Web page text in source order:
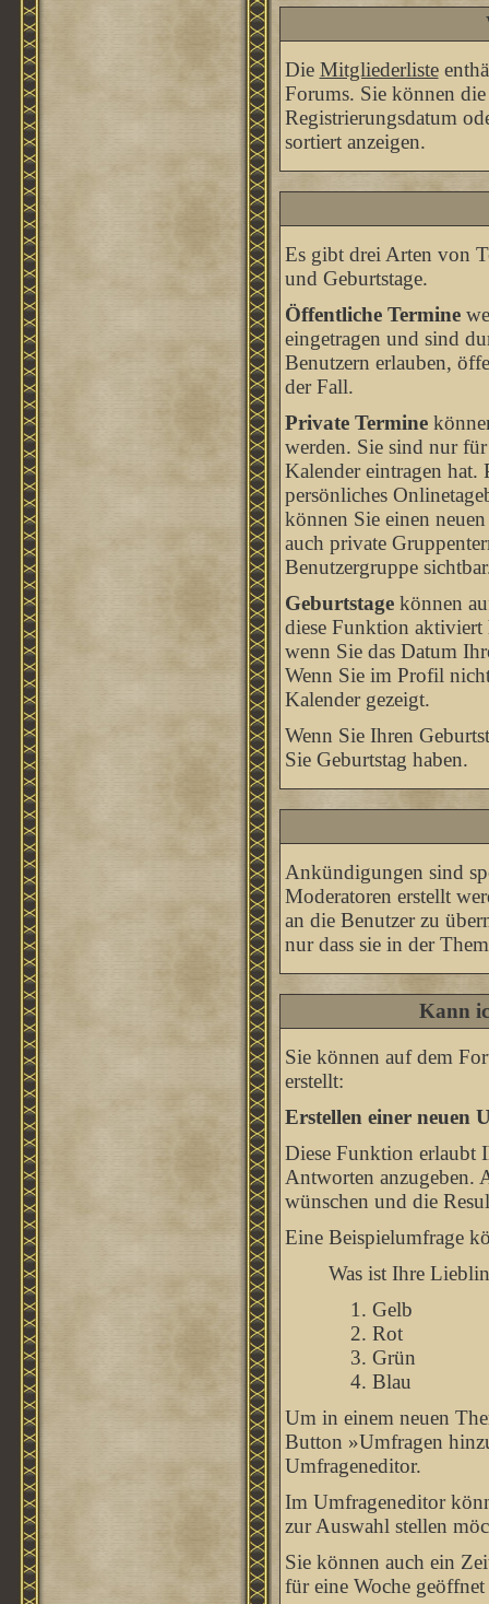
Die Mitgliederliste
Forums. Sie können
Registrierungsdatum
sortiert anzeigen.
Es gibt drei Arten von
und Geburtstage.
Öffentliche Termine
eingetragen und sind
Benutzern erlauben,
der Fall.
Private Termine
werden. Sie sind nur
Kalender eintragen hat.
persönliches
können Sie einen
auch private
Benutzergruppe
Geburtstagekönnen
diese Funktion aktiviert
wenn Sie das Datum
Wenn Sie im Profil
Kalender gezeigt.
Wenn Sie Ihren
Sie Geburtstag haben.
Ankündigungen sind
Moderatoren erstellt
an die Benutzer zu
nur dass sie in der
Kann
Sie können auf dem
erstellt:
Erstellen einer neuen
Diese Funktion erlaubt
Antworten anzugeben.
wünschen und die
Eine Beispielumfrage
Was ist Ihre
Gelb
Rot
Grün
Blau
Um in einem neuen
Button »Umfragen
Umfrageneditor.
Im Umfrageneditor
zur Auswahl stellen
Sie können auch ein
für eine Woche